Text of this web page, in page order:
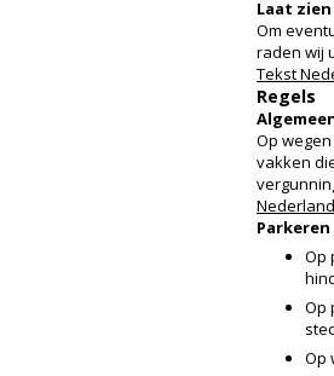
Laat
Om
raden wij
Tekst
Regels
Op
vakken
Op
Op
Op